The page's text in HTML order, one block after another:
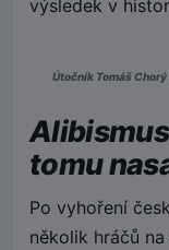
výsledek v
Útočník Tomáš
tomu
Po vyhoření
několik hráčů